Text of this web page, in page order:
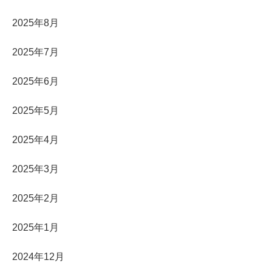
2025年8月
2025年7月
2025年6月
2025年5月
2025年4月
2025年3月
2025年2月
2025年1月
2024年12月